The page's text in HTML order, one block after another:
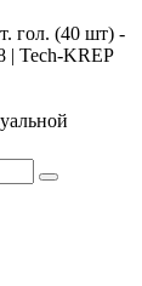
гол. (40 шт) -
| Tech-KREP